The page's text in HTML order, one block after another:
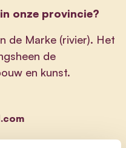
onze provincie?
de Marke (rivier). Het
de
en kunst.